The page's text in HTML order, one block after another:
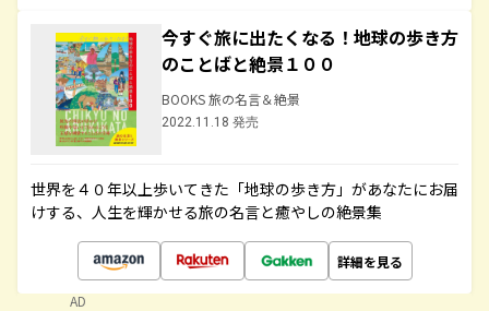
今すぐ旅に出たくなる！地球の歩き方
のことばと絶景１００
BOOKS 旅の名言＆絶景
2022.11.18 発売
世界を４０年以上歩いてきた「地球の歩き方」があなたにお届
けする、人生を輝かせる旅の名言と癒やしの絶景集
詳細を見る
AD